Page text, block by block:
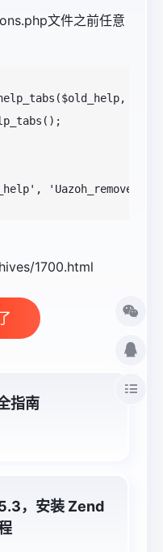
文件之前任意
1700.html
指南
，安装 Zend